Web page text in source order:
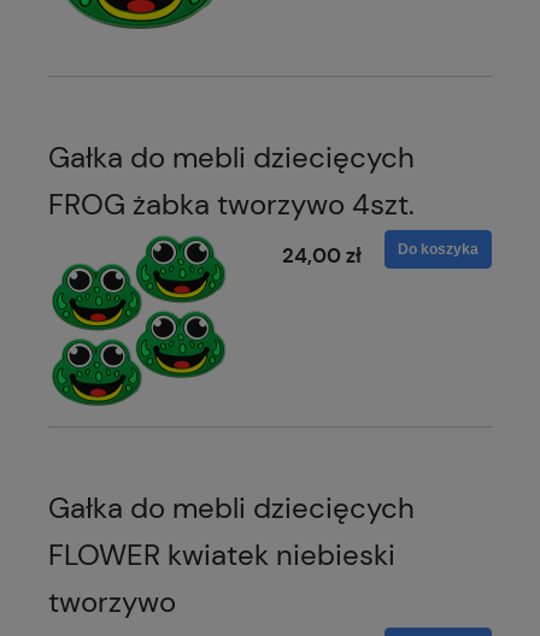
Gałka do mebli dziecięcych
FROG żabka tworzywo 4szt.
24,00 zł Do koszyka
Gałka do mebli dziecięcych
FLOWER kwiatek niebieski
tworzywo